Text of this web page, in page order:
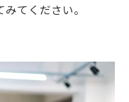
てください。